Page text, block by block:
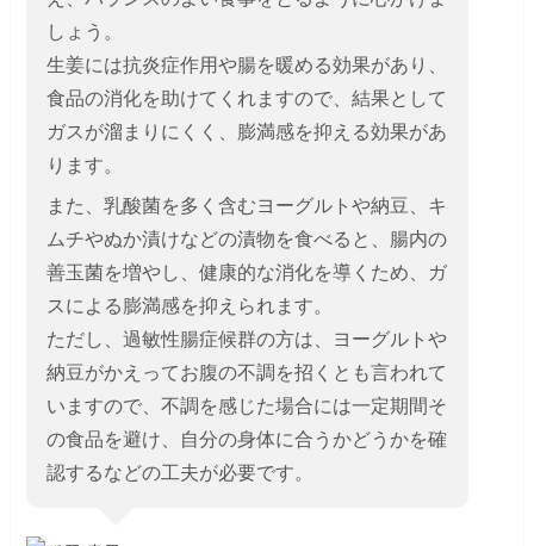
しょう。
生姜には抗炎症作用や腸を暖める効果があり、
食品の消化を助けてくれますので、結果として
ガスが溜まりにくく、膨満感を抑える効果があ
ります。
また、乳酸菌を多く含むヨーグルトや納豆、キ
ムチやぬか漬けなどの漬物を食べると、腸内の
善玉菌を増やし、健康的な消化を導くため、ガ
スによる膨満感を抑えられます。
ただし、過敏性腸症候群の方は、ヨーグルトや
納豆がかえってお腹の不調を招くとも言われて
いますので、不調を感じた場合には一定期間そ
の食品を避け、自分の身体に合うかどうかを確
認するなどの工夫が必要です。